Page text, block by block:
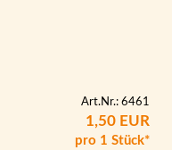
Art.Nr.: 6461
1,50 EUR
pro 1 Stück*